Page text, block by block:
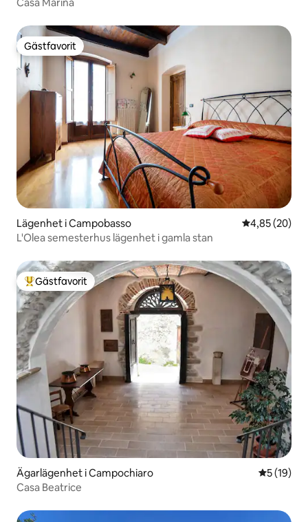
Gästfavorit
Gästfavorit
Lägenhet i Campobasso 4,85 av 5 i
4,85 (20)
L'Olea semesterhus lägenhet i gamla stan
Populär gästfavorit
Gästfavorit
Ägarlägenhet i Campochiaro 5 av 5 i
5 (19)
Casa Beatrice